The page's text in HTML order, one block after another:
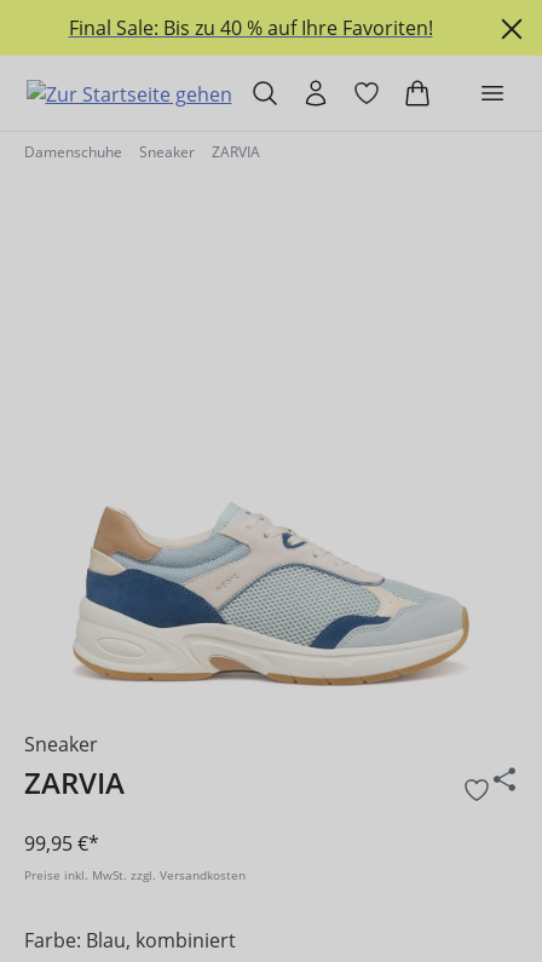
springen
Final Sale: Bis zu 40 % auf Ihre Favoriten!
Damenschuhe Sneaker ZARVIA
Sneaker
ZARVIA
99,95 €*
Preise inkl. MwSt. zzgl. Versandkosten
Farbe: Blau, kombiniert